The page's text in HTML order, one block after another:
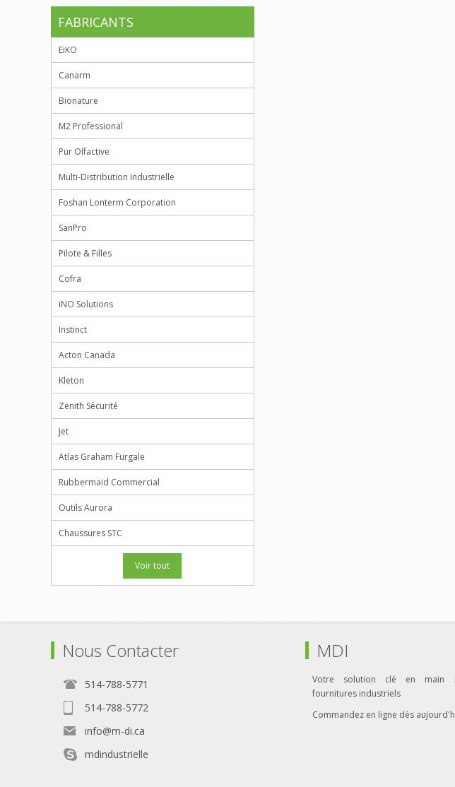
FABRICANTS
EiKO
Canarm
Bionature
M2 Professional
Pur Olfactive
Multi-Distribution Industrielle
Foshan Lonterm Corporation
SanPro
Pilote & Filles
Cofra
iNO Solutions
Instinct
Acton Canada
Kleton
Zenith Sécurité
Jet
Atlas Graham Furgale
Rubbermaid Commercial
Outils Aurora
Chaussures STC
Voir tout
Nous Contacter
514-788-5771
514-788-5772
info@m-di.ca
mdindustrielle
MDI
Votre solution clé en main
fournitures industriels
Commandez en ligne dès